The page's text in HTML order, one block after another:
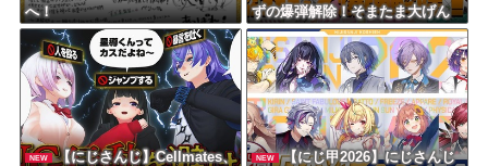
へ！
ずの爆弾解除！そまたま大げん
かで草
NEW
【にじさんじ】Cellmates、
NEW
【にじ甲2026】にじさんじ